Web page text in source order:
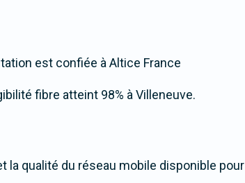
est confiée à Altice France
fibre atteint 98% à Villeneuve.
la qualité du réseau mobile disponible pour